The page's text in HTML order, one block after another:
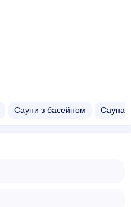
Сауни з басейном Сауна